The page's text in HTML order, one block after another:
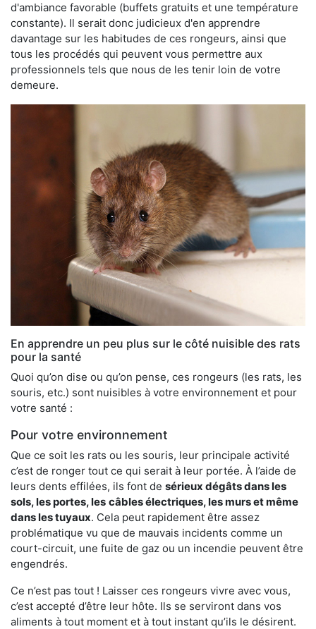
d'ambiance favorable (buffets gratuits et une température
constante). Il serait donc judicieux d'en apprendre
davantage sur les habitudes de ces rongeurs, ainsi que
tous les procédés qui peuvent vous permettre aux
professionnels tels que nous de les tenir loin de votre
demeure.
En apprendre un peu plus sur le côté nuisible des rats
pour la santé
Quoi qu’on dise ou qu’on pense, ces rongeurs (les rats, les
souris, etc.) sont nuisibles à votre environnement et pour
votre santé :
Pour votre environnement
Que ce soit les rats ou les souris, leur principale activité
c’est de ronger tout ce qui serait à leur portée. À l’aide de
leurs dents effilées, ils font de sérieux dégâts dans les
sols, les portes, les câbles électriques, les murs et même
dans les tuyaux. Cela peut rapidement être assez
problématique vu que de mauvais incidents comme un
court-circuit, une fuite de gaz ou un incendie peuvent être
engendrés.
Ce n’est pas tout ! Laisser ces rongeurs vivre avec vous,
c’est accepté d’être leur hôte. Ils se serviront dans vos
aliments à tout moment et à tout instant qu’ils le désirent.